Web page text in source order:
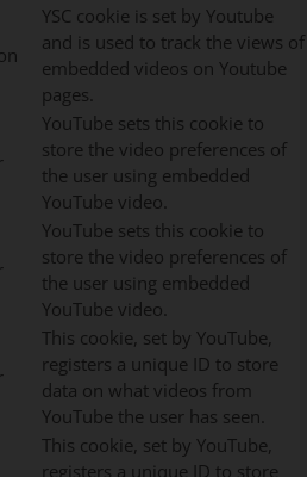
YSC cookie is set by Youtube
and is used to track the views of
embedded videos on Youtube
pages.
YouTube sets this cookie to
store the video preferences of
the user using embedded
YouTube video.
YouTube sets this cookie to
store the video preferences of
the user using embedded
YouTube video.
This cookie, set by YouTube,
registers a unique ID to store
data on what videos from
YouTube the user has seen.
This cookie, set by YouTube,
registers a unique ID to store